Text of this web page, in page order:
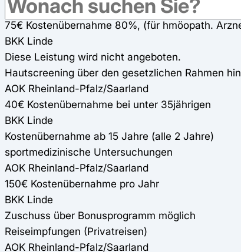
AOK Rheinland-Pfalz/Saarland
75€ Kostenübernahme 80%, (für hmöopath.
BKK Linde
Diese Leistung wird nicht angeboten.
Hautscreening über den gesetzlichen Rahmen
AOK Rheinland-Pfalz/Saarland
40€ Kostenübernahme bei unter 35jährigen
BKK Linde
Kostenübernahme ab 15 Jahre (alle 2 Jahre)
sportmedizinische Untersuchungen
AOK Rheinland-Pfalz/Saarland
150€ Kostenübernahme pro Jahr
BKK Linde
Zuschuss über Bonusprogramm möglich
Reiseimpfungen (Privatreisen)
AOK Rheinland-Pfalz/Saarland